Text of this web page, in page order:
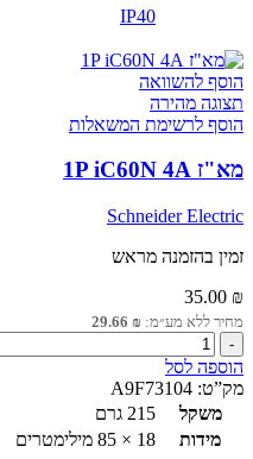
IP40
הוסף להשוואה
תצוגה מהירה
הוסף לרשימת המשאלות
מא"ז 1P iC60N 4A
Schneider Electric
זמין בהזמנה מראש
35.00 ₪
מחיר ללא מע״מ: 29.66 ₪
כמות
של
מא"ז
1P
iC60N
4A
הוספה לסל
מק”ט: A9F73104
משקל
215 גרם
מידות
18 × 85 מילימטרים